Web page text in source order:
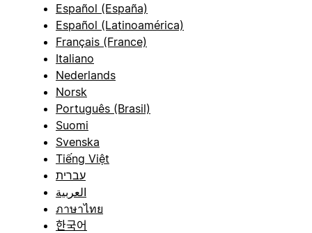
Español (España)
Español (Latinoamérica)
Français (France)
Italiano
Nederlands
Norsk
Português (Brasil)
Suomi
Svenska
Tiếng Việt
עברית
العربية
ภาษาไทย
한국어